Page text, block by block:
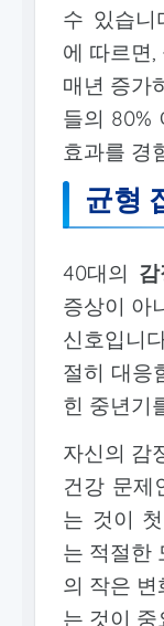
수 있습니
에 따르면
매년 증가
들의 80%
효과를 경
균형
40대의
증상이 아
신호입니
절히 대응
힌 중년기
자신의 감
건강 문제
는 것이
는 적절한
의 작은
는 것이 중